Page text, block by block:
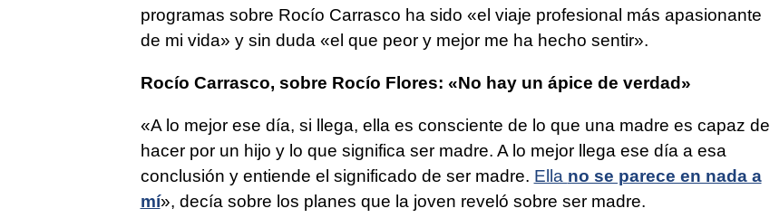
programas sobre Rocío Carrasco ha sido «el viaje profesional más apasionante
de mi vida» y sin duda «el que peor y mejor me ha hecho sentir».
Rocío Carrasco, sobre Rocío Flores: «No hay un ápice de verdad»
«A lo mejor ese día, si llega, ella es consciente de lo que una madre es capaz de
hacer por un hijo y lo que significa ser madre. A lo mejor llega ese día a esa
conclusión y entiende el significado de ser madre. Ella no se parece en nada a
mí», decía sobre los planes que la joven reveló sobre ser madre.